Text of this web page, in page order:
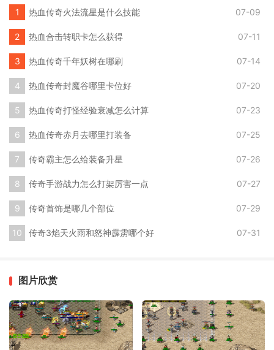
热血传奇火法流星是什么技能 07-09
热血合击转职卡怎么获得 07-11
热血传奇千年妖树在哪刷 07-14
热血传奇封魔谷哪里卡位好 07-20
热血传奇打怪经验衰减怎么计算 07-23
热血传奇赤月去哪里打装备 07-25
传奇霸主怎么给装备升星 07-26
传奇手游战力怎么打架厉害一点 07-27
传奇首饰是哪几个部位 07-29
传奇3焰天火雨和怒神霹雳哪个好 07-31
图片欣赏